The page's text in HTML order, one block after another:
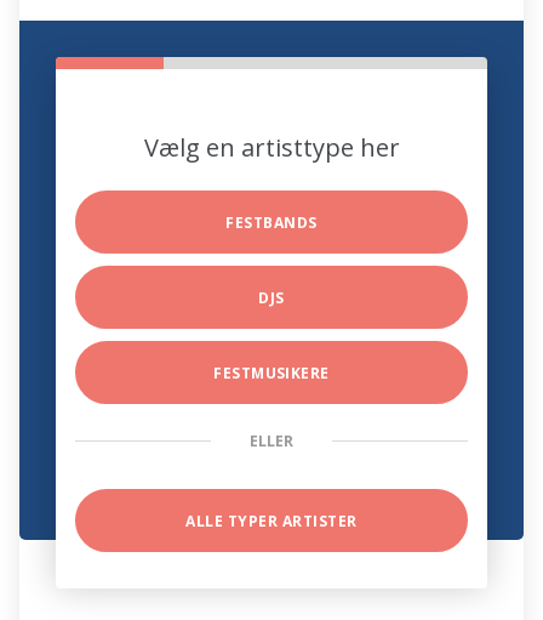
Vælg en artisttype her
FESTBANDS
DJS
FESTMUSIKERE
ELLER
ALLE TYPER ARTISTER